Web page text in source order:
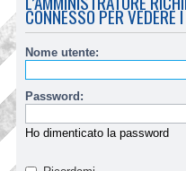
CONNESSO PER VEDERE
Nome utente:
Password:
Ho dimenticato la password